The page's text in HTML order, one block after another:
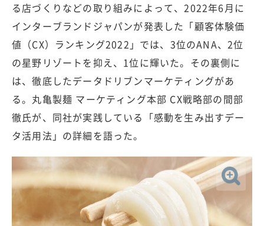
る店づくりなどの取り組みによって、2022年6月に
インターブランドジャパンが発表した「顧客体験価
値（CX）ランキング2022」では、3位のANA、2位
の星野リゾートを抑え、1位に輝いた。その裏側に
は、徹底したデータドリブンマーケティングがあ
る。丸亀製麺 マーケティング本部 CX戦略部の間部
徹氏が、同社が実践している「感動を生み出すデー
タ活用法」の詳細を語った。